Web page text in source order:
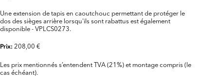
Une extension de tapis en caoutchouc permettant de protéger le
dos des sièges arrière lorsqu'ils sont rabattus est également
disponible - VPLCS0273.
Prix: 208,00 €
Les prix mentionnés s’entendent TVA (21%) et montage compris (le
cas échéant).